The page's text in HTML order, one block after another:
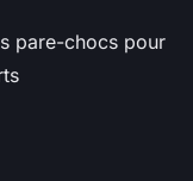
pare-chocs pour